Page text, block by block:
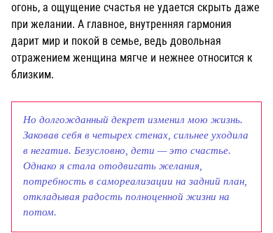
огонь, а ощущение счастья не удается скрыть даже
при желании. А главное, внутренняя гармония
дарит мир и покой в семье, ведь довольная
отражением женщина мягче и нежнее относится к
близким.
Но долгожданный декрет изменил мою жизнь.
Заковав себя в четырех стенах, сильнее уходила
в негатив. Безусловно, дети — это счастье.
Однако я стала отодвигать желания,
потребность в самореализации на задний план,
откладывая радость полноценной жизни на
потом.